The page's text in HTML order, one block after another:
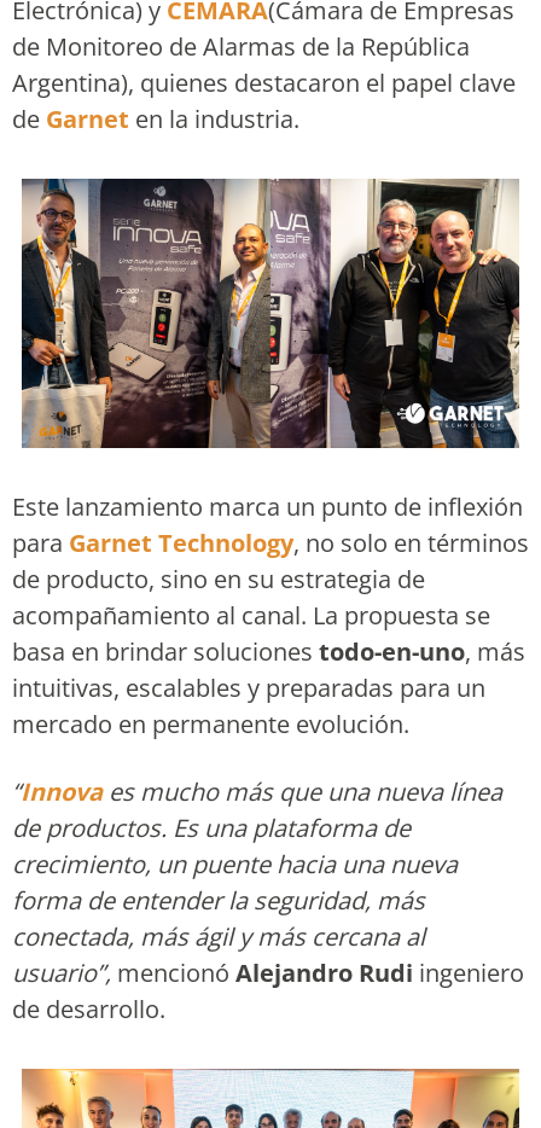
Electrónica) y CEMARA(Cámara de Empresas
de Monitoreo de Alarmas de la República
Argentina), quienes destacaron el papel clave
de Garnet en la industria.
Este lanzamiento marca un punto de inflexión
para Garnet Technology, no solo en términos
de producto, sino en su estrategia de
acompañamiento al canal. La propuesta se
basa en brindar soluciones todo-en-uno, más
intuitivas, escalables y preparadas para un
mercado en permanente evolución.
“Innovaes mucho más que una nueva línea
de productos. Es una plataforma de
crecimiento, un puente hacia una nueva
forma de entender la seguridad, más
conectada, más ágil y más cercana al
usuario”, mencionó Alejandro Rudi ingeniero
de desarrollo.